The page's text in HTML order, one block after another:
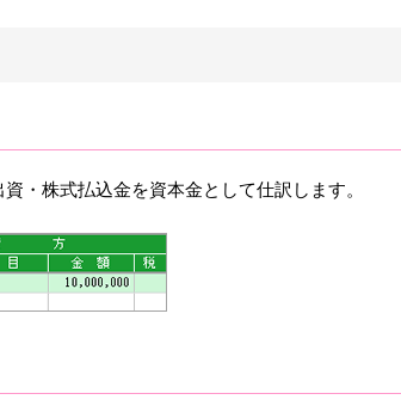
・株式払込金を資本金として仕訳します。